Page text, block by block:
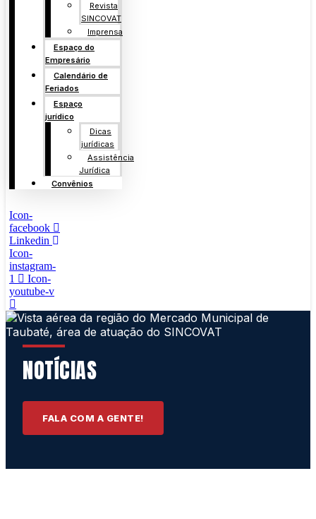
Revista
SINCOVAT
Imprensa
Espaço do
Empresário
Calendário de
Feriados
Espaço
jurídico
Dicas
jurídicas
Assistência
Jurídica
Convênios
Icon-
facebook
Linkedin
Icon-
instagram-
1
Icon-
youtube-v
NOTÍCIAS
FALA COM A GENTE!